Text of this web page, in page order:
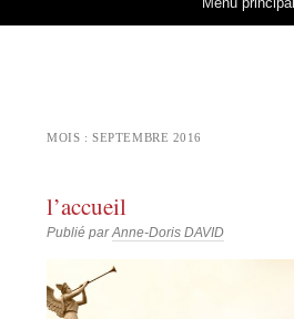
MOIS :SEPTEMBRE 2016
l’accueil
Publié parAnne-Doris DAVID